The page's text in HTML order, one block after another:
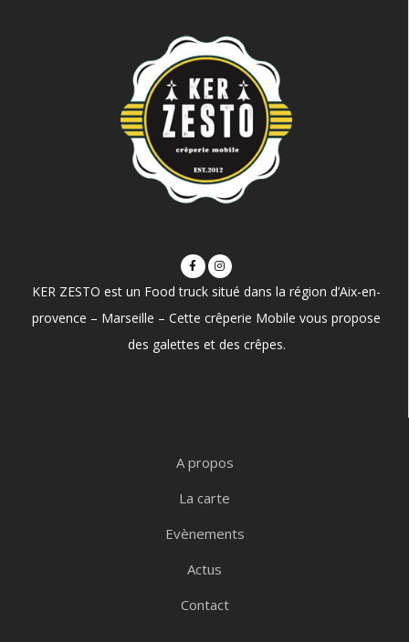
KER ZESTO est un Food truck situé dans la région d’Aix-en-
provence – Marseille – Cette crêperie Mobile vous propose
des galettes et des crêpes.
A propos
La carte
Evènements
Actus
Contact